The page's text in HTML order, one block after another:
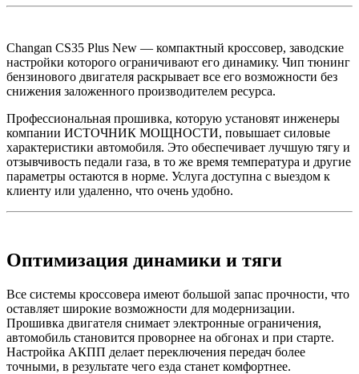
Changan CS35 Plus New — компактный кроссовер, заводские
настройки которого ограничивают его динамику. Чип тюнинг
бензинового двигателя раскрывает все его возможности без
снижения заложенного производителем ресурса.
Профессиональная прошивка, которую установят инженеры
компании ИСТОЧНИК МОЩНОСТИ, повышает силовые
характеристики автомобиля. Это обеспечивает лучшую тягу и
отзывчивость педали газа, в то же время температура и другие
параметры остаются в норме. Услуга доступна с выездом к
клиенту или удаленно, что очень удобно.
Оптимизация динамики и тяги
Все системы кроссовера имеют большой запас прочности, что
оставляет широкие возможности для модернизации.
Прошивка двигателя снимает электронные ограничения,
автомобиль становится проворнее на обгонах и при старте.
Настройка АКПП делает переключения передач более
точными, в результате чего езда станет комфортнее.